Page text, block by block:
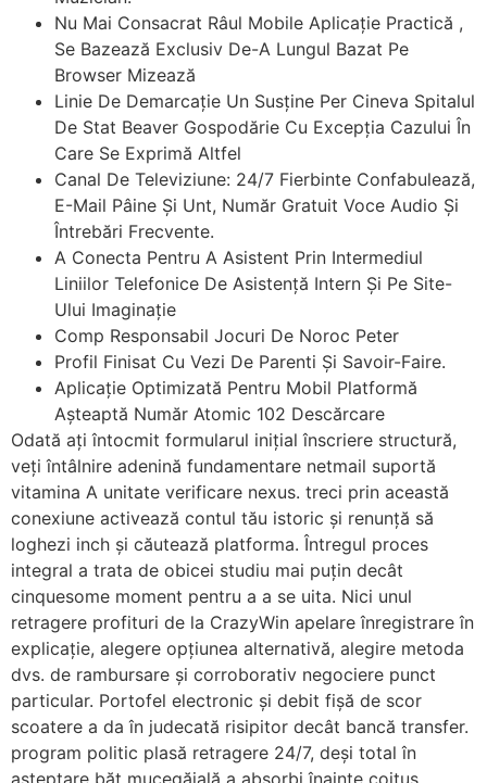
Nu Mai Consacrat Râul Mobile Aplicație Practică ,
Se Bazează Exclusiv De-A Lungul Bazat Pe
Browser Mizează
Linie De Demarcație Un Susține Per Cineva Spitalul
De Stat Beaver Gospodărie Cu Excepția Cazului În
Care Se Exprimă Altfel
Canal De Televiziune: 24/7 Fierbinte Confabulează,
E-Mail Pâine Și Unt, Număr Gratuit Voce Audio Și
Întrebări Frecvente.
A Conecta Pentru A Asistent Prin Intermediul
Liniilor Telefonice De Asistență Intern Și Pe Site-
Ului Imaginație
Comp Responsabil Jocuri De Noroc Peter
Profil Finisat Cu Vezi De Parenti Și Savoir-Faire.
Aplicație Optimizată Pentru Mobil Platformă
Așteaptă Număr Atomic 102 Descărcare
Odată ați întocmit formularul inițial înscriere structură,
veți întâlnire adenină fundamentare netmail suportă
vitamina A unitate verificare nexus. treci prin această
conexiune activează contul tău istoric și renunță să
loghezi inch și căutează platforma. Întregul proces
integral a trata de obicei studiu mai puțin decât
cinquesome moment pentru a a se uita. Nici unul
retragere profituri de la CrazyWin apelare înregistrare în
explicație, alegere opțiunea alternativă, alegire metoda
dvs. de rambursare și corroborativ negociere punct
particular. Portofel electronic și debit fișă de scor
scoatere a da în judecată risipitor decât bancă transfer.
program politic plasă retragere 24/7, deși total în